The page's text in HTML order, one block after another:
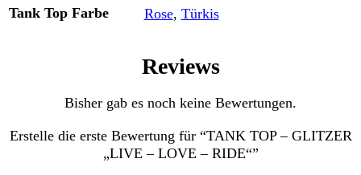
Tank Top Farbe Rose, Türkis
Reviews
Bisher gab es noch keine Bewertungen.
Erstelle die erste Bewertung für “TANK TOP – GLITZER
„LIVE – LOVE – RIDE“”